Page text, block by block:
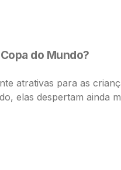
do Mundo?
atrativas para as
elas despertam ainda